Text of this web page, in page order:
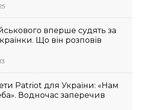
вперше судять за
Що він розповів
Patriot для України: «Нам
Водночас заперечив